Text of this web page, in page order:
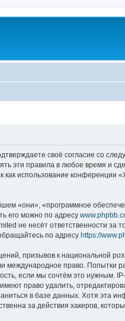
своё согласие со
эти правила в любое время и
использование конференции
«они», «программное
его можно по адресу
не несёт ответственности за
по адресу https://
призывов к национальной
международное право. Попытки
если мы сочтём это нужным.
право удалить,
в базе данных. Хотя эта
за действия хакеров,